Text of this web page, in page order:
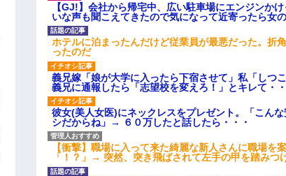
【GJ!】会社から帰宅中、広い駐車場にエンジンか
いな声も聞こえてきたので気になって近寄ったら女
ホテルに泊まったんだけど従業員が最悪だった。折
ったのだ
義兄嫁「娘が大学に入ったら下宿させて」私「しつ
義兄に通報したら「志望校を変えろ！」とキレて・・
彼女(美人女医)にネックレスをプレゼント。「こん
シだからね」→ ６０万したと話したら・・・
【衝撃】職場に入って来た綺麗な新人さんに職場
「！？」→ 突然、突き飛ばされて左手の甲を踏みつ